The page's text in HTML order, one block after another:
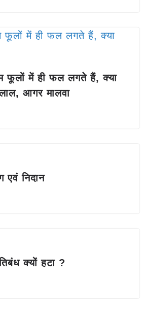
में ही फल लगते हैं, क्या
आगर मालवा
निदान
क्यों हटा ?